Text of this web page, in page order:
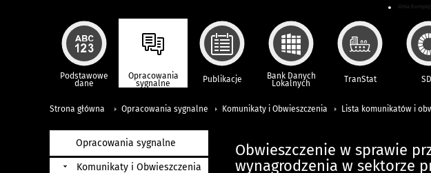
Podstawowe
dane
Opracowania
sygnalne Publikacje Bank Danych
Lokalnych TranStat
Strona główna Opracowania sygnalne Komunikaty i Obwieszczenia Lista komunikatów i
Obwieszczenie w sprawie
wynagrodzenia w sektorze
Opracowania sygnalne
Komunikaty i Obwieszczenia